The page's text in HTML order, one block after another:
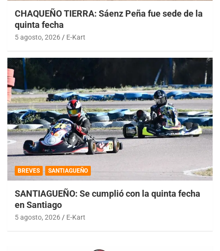
CHAQUEÑO TIERRA: Sáenz Peña fue sede de la
quinta fecha
5 agosto, 2026 E-Kart
BREVES SANTIAGUEÑO
SANTIAGUEÑO: Se cumplió con la quinta fecha
en Santiago
5 agosto, 2026 E-Kart